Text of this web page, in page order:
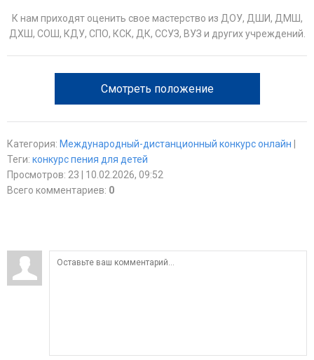
К нам приходят оценить свое мастерство из ДОУ, ДШИ, ДМШ,
ДХШ, СОШ, КДУ, СПО, КСК, ДК, ССУЗ, ВУЗ и других учреждений.
Смотреть положение
Категория: Международный-дистанционный конкурс онлайн
Теги: конкурс пения для детей
Просмотров: 23 | 10.02.2026, 09:52
Всего комментариев: 0